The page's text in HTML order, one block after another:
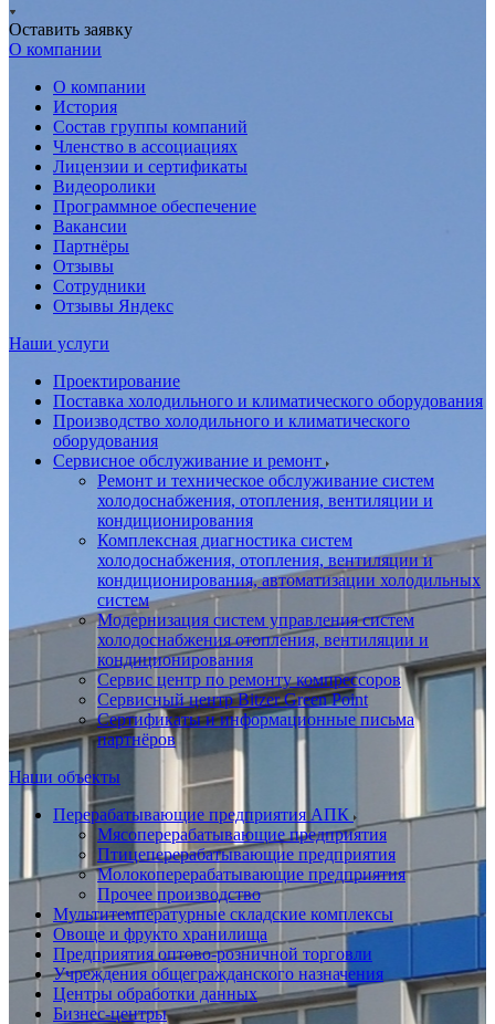
Оставить заявку
О компании
О компании
История
Состав группы компаний
Членство в ассоциациях
Лицензии и сертификаты
Видеоролики
Программное обеспечение
Вакансии
Партнёры
Отзывы
Сотрудники
Отзывы Яндекс
Наши услуги
Проектирование
Поставка холодильного и климатического оборудования
Производство холодильного и климатического
оборудования
Сервисное обслуживание и ремонт
Ремонт и техническое обслуживание систем
холодоснабжения, отопления, вентиляции и
кондиционирования
Комплексная диагностика систем
холодоснабжения, отопления, вентиляции и
кондиционирования, автоматизации холодильных
систем
Модернизация систем управления систем
холодоснабжения отопления, вентиляции и
кондиционирования
Сервис центр по ремонту компрессоров
Сервисный центр Bitzer Green Point
Сертификаты и информационные письма
партнёров
Наши объекты
Перерабатывающие предприятия АПК
Мясоперерабатывающие предприятия
Птицеперерабатывающие предприятия
Молокоперерабатывающие предприятия
Прочее производство
Мультитемпературные складские комплексы
Овоще и фрукто хранилища
Предприятия оптово-розничной торговли
Учреждения общегражданского назначения
Центры обработки данных
Бизнес-центры